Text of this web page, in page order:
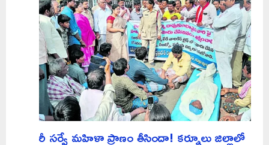
రీ సర్వే మహిళా ప్రాణం తీసిందా! కర్నూలు జిల్లాలో